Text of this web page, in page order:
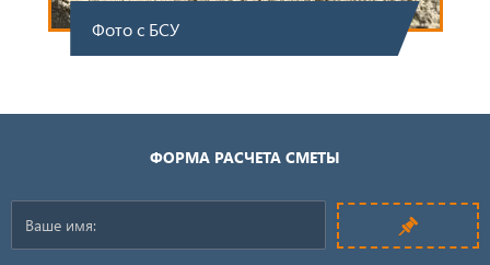
Фото с БСУ
ФОРМА РАСЧЕТА СМЕТЫ